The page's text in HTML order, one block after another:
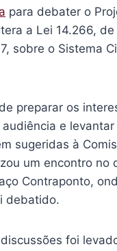
para debater o
a Lei 14.266,
sobre o Sistema
preparar os
e levantar
sugeridas à
um encontro no
Contraponto,
debatido.
foi